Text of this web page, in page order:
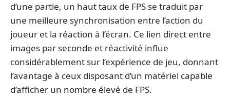
d’une partie, un haut taux de FPS se traduit par
une meilleure synchronisation entre l’action du
joueur et la réaction à l’écran. Ce lien direct entre
images par seconde et réactivité influe
considérablement sur l’expérience de jeu, donnant
l’avantage à ceux disposant d’un matériel capable
d’afficher un nombre élevé de FPS.